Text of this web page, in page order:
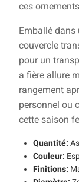
ces
Emballé dans
couvercle
pour un
a fière allure
rangement
personnel ou
cette saison
Quantité:
Couleur:
Finitions: